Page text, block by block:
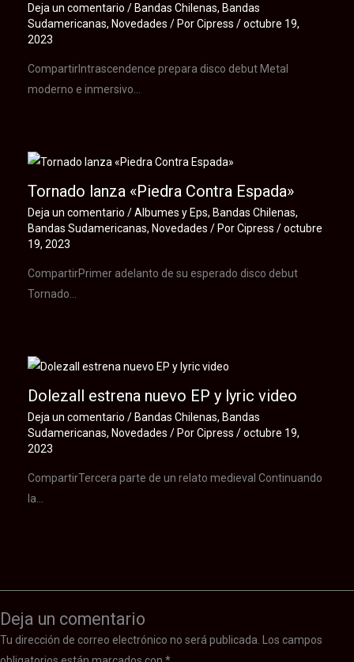
Deja un comentario / Bandas Chilenas, Bandas
Sudamericanas, Novedades / PorCipress /octubre 19,
2023
CompartirIntrascendence prepara disco debut Metal
moderno e inmersivo…
Tornado lanza «Piedra Contra Espada»
Deja un comentario /Albumes y Eps, Bandas Chilenas,
Bandas Sudamericanas, Novedades / PorCipress /octubre
19, 2023
CompartirPrimer adelanto de su esperado disco debut
Tornado…
Dolezall estrena nuevo EP y lyric video
Deja un comentario / Bandas Chilenas, Bandas
Sudamericanas, Novedades / PorCipress /octubre 19,
2023
CompartirTercera parte de un relato medieval Continuando
la…
Deja un comentario
Tu dirección de correo electrónico no será publicada.
Los campos